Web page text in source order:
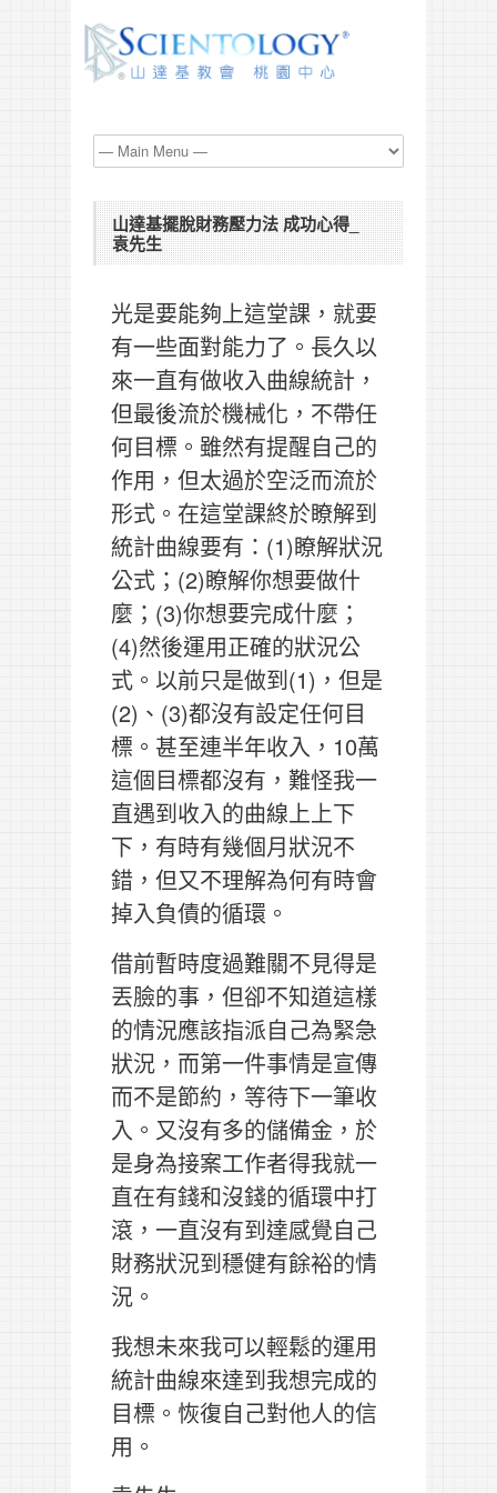
山達基擺脫財務壓力法 成功心得_
袁先生
光是要能夠上這堂課，就要
有一些面對能力了。長久以
來一直有做收入曲線統計，
但最後流於機械化，不帶任
何目標。雖然有提醒自己的
作用，但太過於空泛而流於
形式。在這堂課終於瞭解到
統計曲線要有：(1)瞭解狀況
公式；(2)瞭解你想要做什
麼；(3)你想要完成什麼；
(4)然後運用正確的狀況公
式。以前只是做到(1)，但是
(2)、(3)都沒有設定任何目
標。甚至連半年收入，10萬
這個目標都沒有，難怪我一
直遇到收入的曲線上上下
下，有時有幾個月狀況不
錯，但又不理解為何有時會
掉入負債的循環。
借前暫時度過難關不見得是
丟臉的事，但卻不知道這樣
的情況應該指派自己為緊急
狀況，而第一件事情是宣傳
而不是節約，等待下一筆收
入。又沒有多的儲備金，於
是身為接案工作者得我就一
直在有錢和沒錢的循環中打
滾，一直沒有到達感覺自己
財務狀況到穩健有餘裕的情
況。
我想未來我可以輕鬆的運用
統計曲線來達到我想完成的
目標。恢復自己對他人的信
用。